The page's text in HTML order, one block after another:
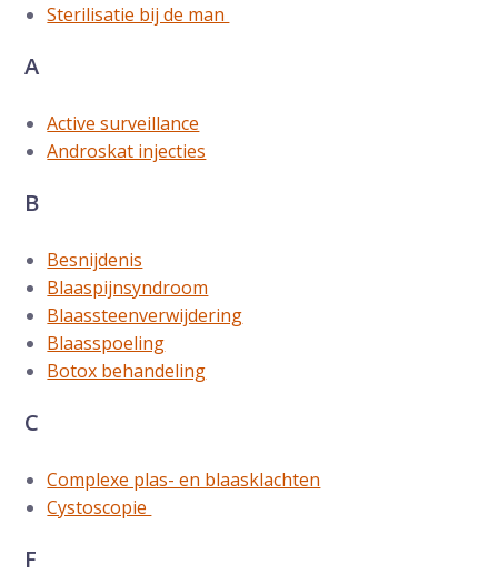
Sterilisatie bij de man
A
Active surveillance
Androskat injecties
B
Besnijdenis
Blaaspijnsyndroom
Blaassteenverwijdering
Blaasspoeling
Botox behandeling
C
Complexe plas- en blaasklachten
Cystoscopie
F